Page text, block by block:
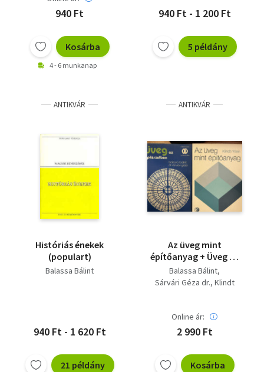
940 Ft
Kosárba
4 - 6 munkanap
940 Ft - 1 200 Ft
5 példány
ANTIKVÁR
Históriás énekek
(populart)
Balassa Bálint
940 Ft - 1 620 Ft
21 példány
ANTIKVÁR
Az üveg mint
építőanyag + Üveg az
építészetben
Balassa Bálint
Sárvári Géza dr. Klindt
Online ár:
2 990 Ft
Kosárba